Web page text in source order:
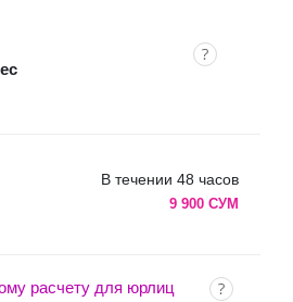
В течении 48 часов
9 900 СУМ
расчету для юрлиц